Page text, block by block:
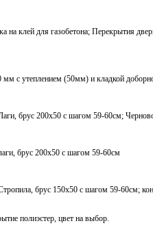
на клей для газобетона; Перекрытия
с утеплением (50мм) и кладкой
брус 200х50 с шагом 59-60см;
брус 200х50 с шагом 59-60см
брус 150х50 с шагом 59-60см;
полиэстер, цвет на выбор.